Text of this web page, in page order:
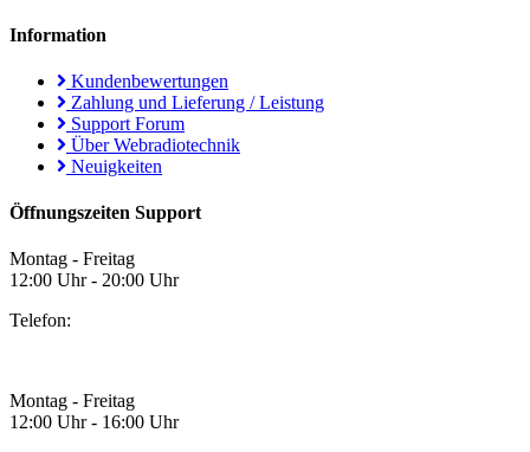
Information
Kundenbewertungen
Zahlung und Lieferung / Leistung
Support Forum
Über Webradiotechnik
Neuigkeiten
Öffnungszeiten Support
Montag - Freitag
12:00 Uhr - 20:00 Uhr
Telefon:
Montag - Freitag
12:00 Uhr - 16:00 Uhr